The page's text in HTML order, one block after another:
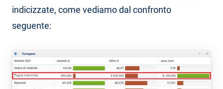
indicizzate, come vediamo dal confronto
seguente: